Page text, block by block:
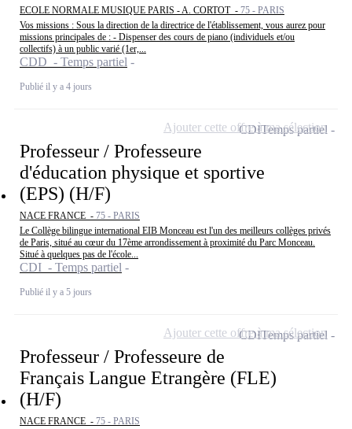
ECOLE NORMALE MUSIQUE PARIS - A. CORTOT - 75 - PARIS
Vos missions : Sous la direction de la directrice de l'établissement, vous aurez pour
missions principales de : - Dispenser des cours de piano (individuels et/ou
collectifs) à un public varié (1er,...
CDD - Temps partiel
Publié il y a 4 jours
Professeur / Professeure
d'éducation physique et sportive
(EPS) (H/F)
NACE FRANCE - 75 - PARIS
Le Collège bilingue international EIB Monceau est l'un des meilleurs collèges privés
de Paris, situé au cœur du 17ème arrondissement à proximité du Parc Monceau.
Situé à quelques pas de l'école...
CDI - Temps partiel
Publié il y a 5 jours
CDITemps partiel
Ajouter cette offre à ma sélection
Professeur / Professeure de
Français Langue Etrangère (FLE)
(H/F)
NACE FRANCE - 75 - PARIS
CDITemps partiel
Ajouter cette offre à ma sélection